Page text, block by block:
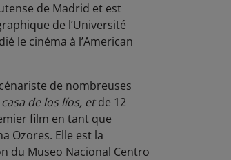
de Madrid et est
de l’Université
le cinéma à l’American
de nombreuses
casa de los líos, etde 12
film en tant que
Ozores. Elle est la
du Museo Nacional Centro